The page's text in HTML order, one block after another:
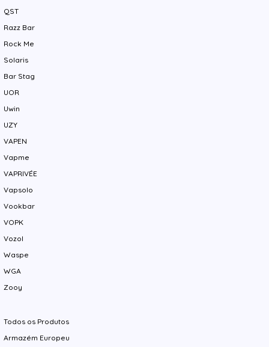
QST
Razz Bar
Rock Me
Solaris
Bar Stag
UOR
Uwin
UZY
VAPEN
Vapme
VAPRIVÉE
Vapsolo
Vookbar
VOPK
Vozol
Waspe
WGA
Zooy
Todos os Produtos
Armazém Europeu